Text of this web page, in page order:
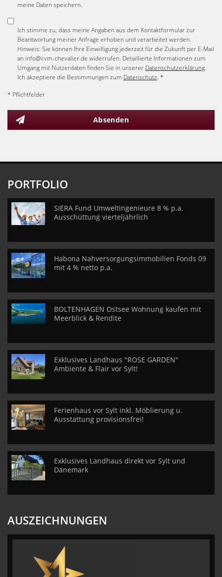
meine Daten speichern.
Ich stimme zu, dass meine Angaben aus dem Kontaktformular zur
Beantwortung meiner Anfrage erhoben und verarbeitet werden.
Hinweis: Sie können Ihre Einwilligung jederzeit für die Zukunft per E-Mail
an info@cvm-chevalier.de widerrufen. Detaillierte Informationen zum
Umgang mit Nutzerdaten finden Sie in unserer Datenschutzerklärung.
Ich akzeptiere die Bestimmungen zum Datenschutz. *
* Pflichtfelder
Absenden
PORTFOLIO
SIERA Fund Umweltingenieure 8 % p.a.
Ausschüttung vierteljährlich
Habona Nahversorgungsimmobilien Fonds 09
mit 4 % netto p.a.
BOLTENHAGEN Ostsee Wohnung kaufen mit
Meerblick & Rendite
Exklusives Landhaus "ROSE GARDEN"
Ambiente & Flair vor Sylt!
Ferienhaus vor Sylt inkl. Möblierung u.
Ausstattung provisionsfrei!
Exklusives Landhaus direkt vor Sylt und
Dänemark
AUSZEICHNUNGEN